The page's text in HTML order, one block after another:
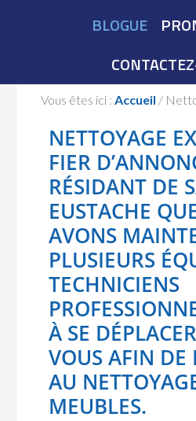
BLOGUE
Vous êtes ici : Accueil /
NETTOYAGE
FIER
RÉSIDANT DE
EUSTACHE
AVONS
PLUSIEURS
TECHNICIENS
À SE
VOUS AFIN DE
AU
MEUBLES.